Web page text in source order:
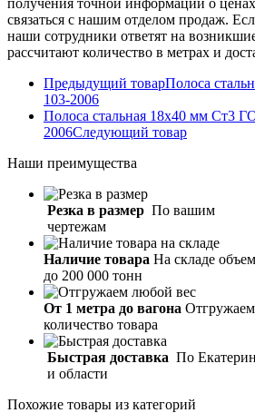
связаться с нашим отделом продаж.
наши сотрудники ответят на
рассчитают количество в метрах и
Предыдущий товарПолоса
103-2006
Полоса стальная 18х40 мм Ст3
2006Следующий товар
Наши преимущества
Резка в размер По вашим
чертежам
Наличие товара На складе объем
до 200 000 тонн
От 1 метра до вагона
количество товара
Быстрая доставка По
и области
Похожие товары из категорий